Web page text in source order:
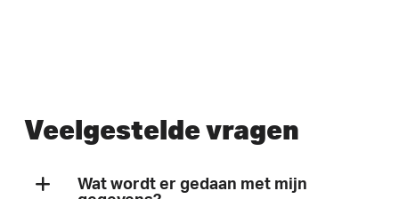
Veelgestelde vragen
Wat wordt er gedaan met mijn